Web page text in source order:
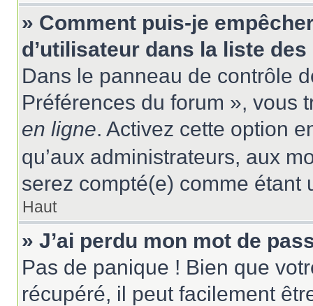
» Comment puis-je
d’utilisateur dans la liste
Dans le panneau de contrôle
Préférences du forum », vous
en ligne. Activez cette option
qu’aux administrateurs, aux
serez compté(e) comme étant
Haut
» J’ai perdu mon mot de
Pas de panique ! Bien que
récupéré, il peut facilement